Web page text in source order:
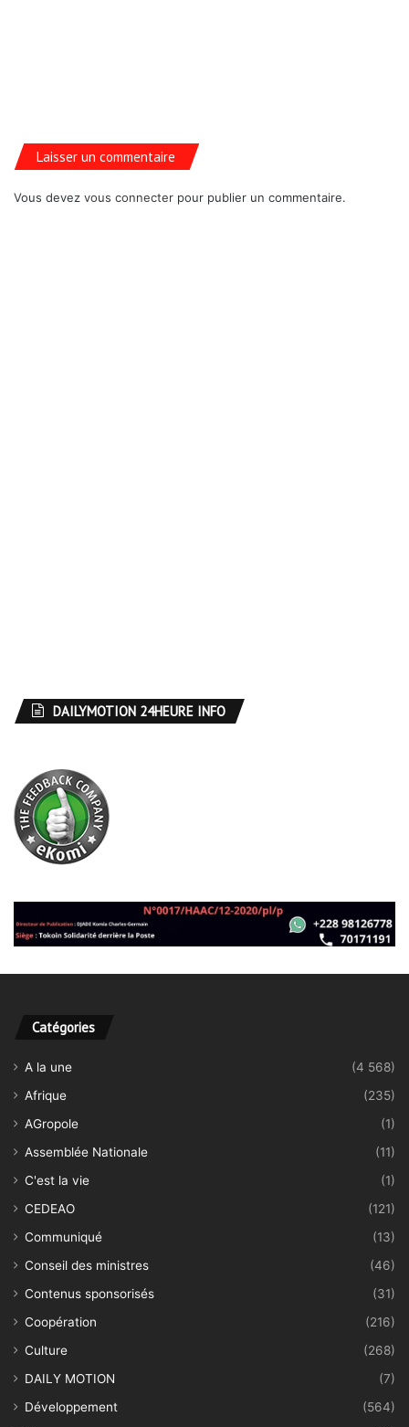
Laisser un commentaire
Vous devez vous connecter pour publier un commentaire.
DAILYMOTION 24HEURE INFO
Catégories
A la une
(4 568)
Afrique
(235)
AGropole
(1)
Assemblée Nationale
(11)
C'est la vie
(1)
CEDEAO
(121)
Communiqué
(13)
Conseil des ministres
(46)
Contenus sponsorisés
(31)
Coopération
(216)
Culture
(268)
DAILY MOTION
(7)
Développement
(564)